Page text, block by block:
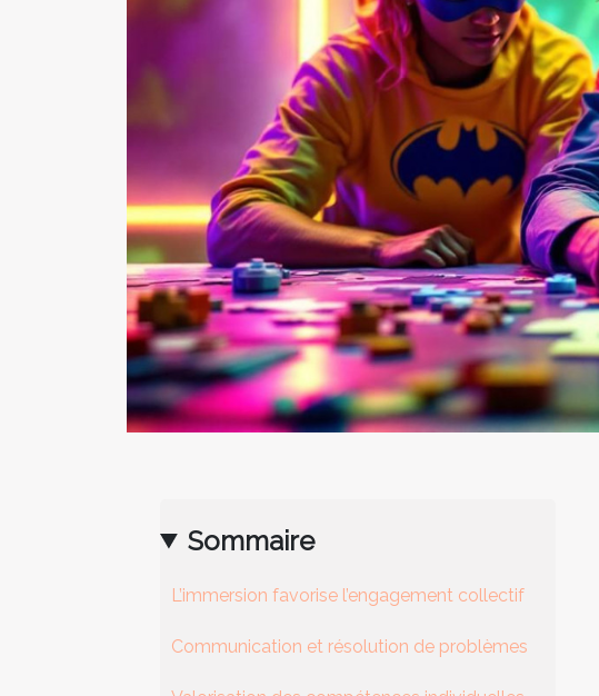
Sommaire
L’immersion favorise l’engagement collectif
Communication et résolution de problèmes